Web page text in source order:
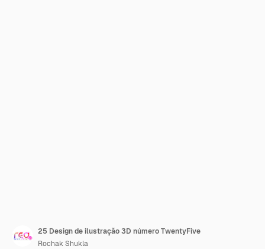
25 Design de ilustração 3D número TwentyFive
Rochak Shukla